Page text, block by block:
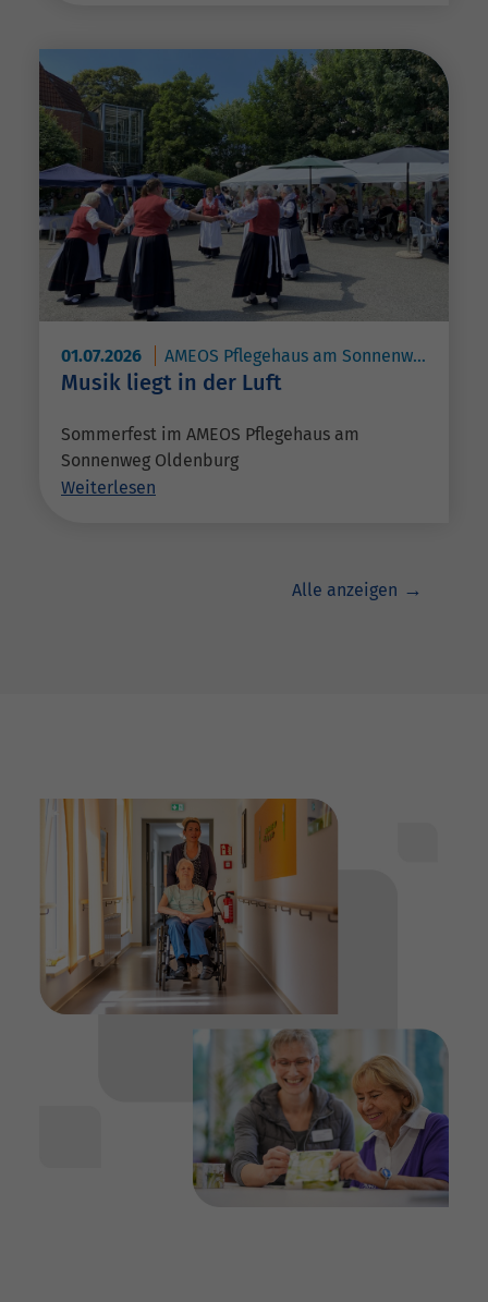
01.07.2026 AMEOS Pflegehaus am Sonnenweg Oldenburg
Musik liegt in der Luft
Sommerfest im AMEOS Pflegehaus am
Sonnenweg Oldenburg
Weiterlesen
Alle anzeigen